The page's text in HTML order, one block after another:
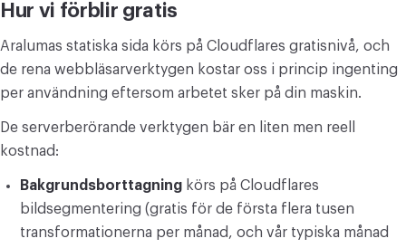
Hur vi förblir gratis
Aralumas statiska sida körs på Cloudflares gratisnivå, och
de rena webbläsarverktygen kostar oss i princip ingenting
per användning eftersom arbetet sker på din maskin.
De serverberörande verktygen bär en liten men reell
kostnad:
Bakgrundsborttagning körs på Cloudflares
bildsegmentering (gratis för de första flera tusen
transformationerna per månad, och vår typiska månad